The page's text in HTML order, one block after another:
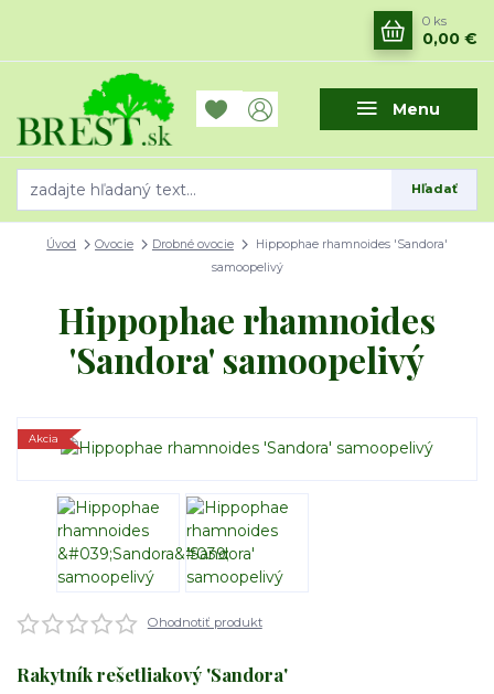
Menu
Hľadať
0 ks
0,00 €
Úvod Ovocie Drobné ovocie
Hippophae rhamnoides 'Sandora'
samoopelivý
Hippophae rhamnoides
'Sandora' samoopelivý
Akcia
Ohodnotiť produkt
Rakytník rešetliakový 'Sandora'